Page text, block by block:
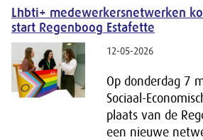
Lhbti+ medewerkersnetwerken
start Regenboog Estafette
12-05-2026
Op donderdag 7
Sociaal-
plaats van de
een nieuwe